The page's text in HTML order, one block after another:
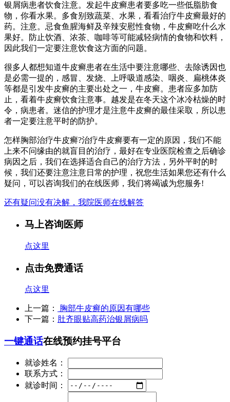
银屑病患者饮食注意。发起牛皮癣患者要多吃一些低脂肪食
物，你看水果。多食别致蔬菜、水果，看看治疗牛皮癣最好的
药。注意。忌食鱼腥海鲜及辛辣安慰性食物，牛皮癣吃什么水
果好。防止饮酒、浓茶、咖啡等可能减轻病情的食物和饮料，
因此我们一定要注意饮食这方面的问题。
很多人都想知道牛皮癣患者在生活中要注意哪些、去除诱因也
是必需一提的，感冒、发烧、上呼吸道感染、咽炎、扁桃体炎
等都是引发牛皮癣的主要出处之一，牛皮癣。患者应多加防
止，看着牛皮癣饮食注意事。越发是在冬天这个冰冷枯燥的时
令，病患者。迷信的护理才是注意牛皮癣的最佳采取，所以患
者一定要注意平时的防护。
怎样胸部治疗牛皮癣?治疗牛皮癣要有一定的原因，我们不能
上来不问缘由的就盲目的治疗，最好在专业医院检查之后确诊
病因之后，我们在选择适合自己的治疗方法，另外平时的时
候，我们还要注意注意日常的护理，祝您生活如果您还有什么
疑问，可以咨询我们的在线医师，我们将竭诚为您服务!
还有疑问没有决解，我院医师在线解答
马上咨询医师
点这里
点击免费通话
点这里
上一篇：
胸部牛皮癣的原因有哪些
下一篇： 肚齐眼贴高药治银屑病吗
一键通话在线预约挂号平台
就诊姓名：
联系方式：
就诊时间：